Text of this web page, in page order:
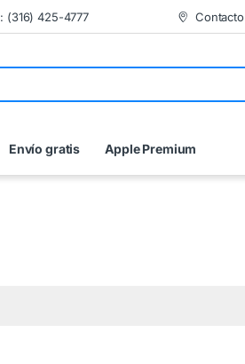
: (316) 425-4777 Contacto
Envío gratis Apple Premium